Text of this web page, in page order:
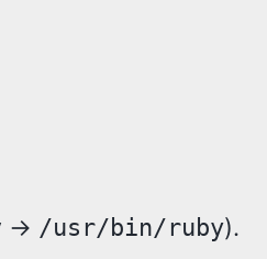
→ /usr/bin/ruby).